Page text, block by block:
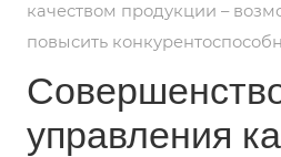
качеством продукции –
повысить
управления